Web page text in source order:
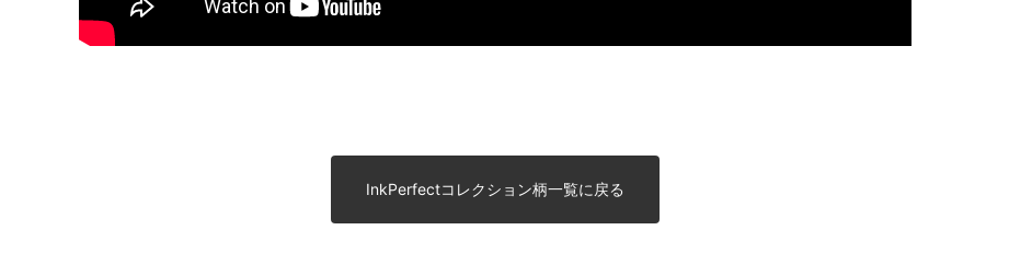
InkPerfectコレクション柄一覧に戻る